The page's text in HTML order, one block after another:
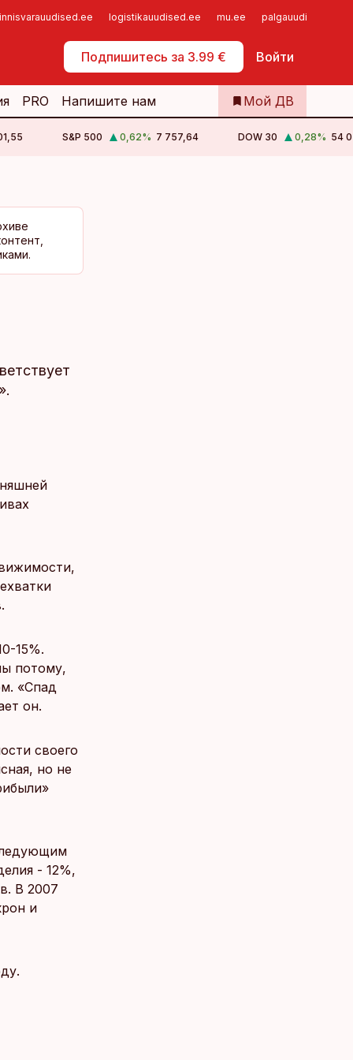
logistikauudised.ee mu.ee palgauudised.ee
Подпишитесь за 3.99 € Войти
Самообслуживание
PRO Напишите нам Мой ДВ
S&P 500 0,62% 7 757,64 DOW 30 0,28% 54
15%.
потому,
«Спад
он.
своего
но не
- 12%,
В 2007
и